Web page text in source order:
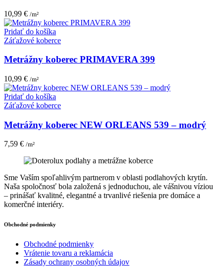
10,99 € /m²
Pridať do košíka
Záťažové koberce
Metrážny koberec PRIMAVERA 399
10,99 € /m²
Pridať do košíka
Záťažové koberce
Metrážny koberec NEW ORLEANS 539 – modrý
7,59 € /m²
Sme Vaším spoľahlivým partnerom v oblasti podlahových krytín.
Naša spoločnosť bola založená s jednoduchou, ale vášnivou víziou
– prinášať kvalitné, elegantné a trvanlivé riešenia pre domáce a
komerčné interiéry.
Obchodné podmienky
Obchodné podmienky
Vrátenie tovaru a reklamácia
Zásady ochrany osobných údajov